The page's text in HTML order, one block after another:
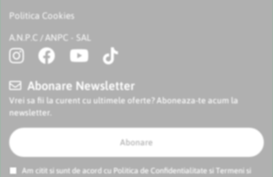
Politica Cookies
A.N.P.C / ANPC - SAL
Abonare Newsletter
Vrei sa fii la curent cu ultimele oferte? Aboneaza-te acum la
newsletter.
Abonare
Am citit si sunt de acord cu Politica de Confidentialitate si Termeni si